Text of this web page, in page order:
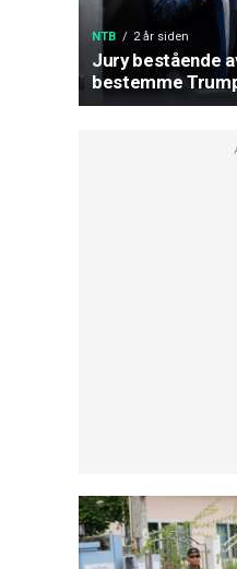
NTB 2 år siden
Jury bestående
bestemme